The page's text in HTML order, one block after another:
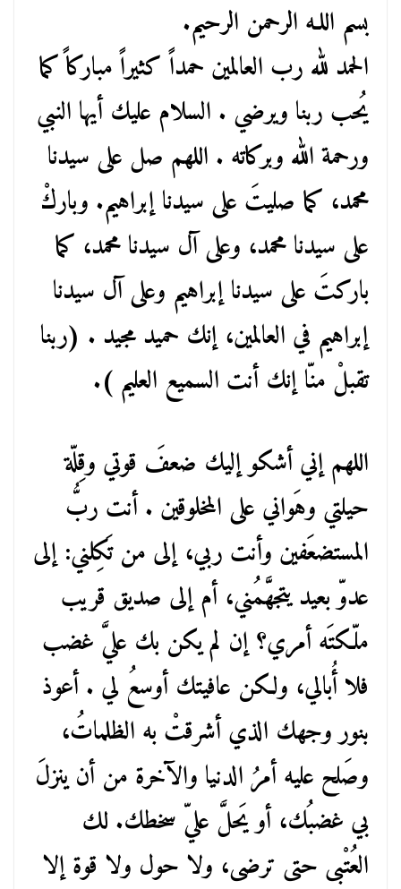
بسم اللـه الرحمن الرحيم.
الحمد لله رب العالمين حمداً كثيراً مباركاً كما
يُحب ربنا ويرضي . السلام عليك أيها النبي
ورحمة الله وبركاته . اللهم صل على سيدنا
محمد، كما صليتَ على سيدنا إبراهيم. وباركْ
على سيدنا محمد، وعلى آل سيدنا محمد، كما
باركتَ على سيدنا إبراهيم وعلى آل سيدنا
إبراهيم في العالمين، إنك حميد مجيد . (ربنا
تقبلْ منّا إنك أنت السميع العليم ).
اللهم إني أشكو إليك ضعفَ قوتي وقِلّة
حيلتي وهَواني على المخلوقين . أنت ربُّ
المستضعَفين وأنت ربي، إلى من تَكِلني: إلى
عدوّ بعيد يتجهَّمُني، أم إلى صديق قريب
ملّكتَه أمري؟ إن لم يكن بك عليَّ غضب
فلا أُبالي، ولكن عافيتك أوسعُ لي . أعوذ
بنور وجهك الذي أشرقتْ به الظلماتُ،
وصَلح عليه أمرُ الدنيا والآخرة من أن ينزلَ
بي غضبُك، أو يَحلَّ عليّ سخطك. لك
العُتْبى حتى ترضى، ولا حول ولا قوة إلا